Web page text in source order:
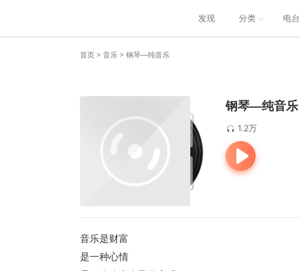
发现 分类 电台
首页 > 音乐 > 钢琴—纯音乐
钢琴—纯音乐
1.2万
音乐是财富
是一种心情